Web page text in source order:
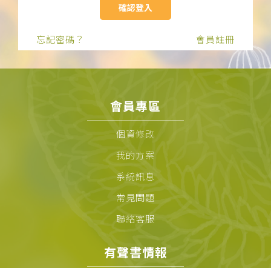
忘記密碼？ 會員註冊
會員專區
個資修改
我的方案
系統訊息
常見問題
聯絡客服
有聲書情報